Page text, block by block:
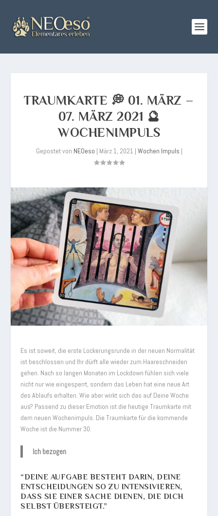
TRAUMKARTE 💭 01. MÄRZ –
07. MÄRZ 2021 🔮
WOCHENIMPULS
Gepostet von NEOeso | März 1, 2021| Wochen Impuls |
Es ist soweit, die erste Lockerungsrunde in der neuen Normalität
ist beschlossen und Ihr dürft alle wieder zum Haareschneiden
gehen. Nach so langen Monaten im Lockdown fühlen sich viele
nicht nur wie eingesperrt, sondern das Leben hat eine neue Art
des Ablaufs erhalten. Wie aber wirkt sich das auf Deine Woche
aus? Passend zu dieser Emotion ist die heutige Traumkarte mit
dem neuen Wochenimpuls. Die Traumkarte für die kommende
Woche ist die Nummer 30.
Ich bezogen
“DEINE AUFGABE BESTEHT DARIN, DEINE
ENTSCHEIDUNGEN SO ZU INTENSIVIEREN,
DASS SIE EINER SACHE DIENEN, DIE DICH
SELBST ÜBERSTEIGT.”